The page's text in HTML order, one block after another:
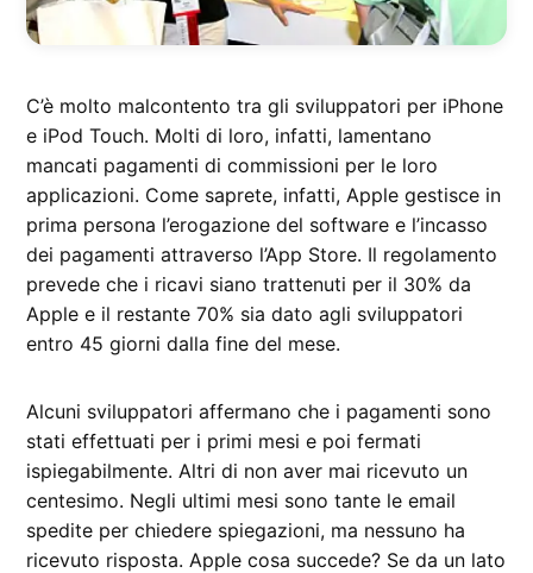
C’è molto malcontento tra gli sviluppatori per iPhone
e iPod Touch. Molti di loro, infatti, lamentano
mancati pagamenti di commissioni per le loro
applicazioni. Come saprete, infatti, Apple gestisce in
prima persona l’erogazione del software e l’incasso
dei pagamenti attraverso l’App Store. Il regolamento
prevede che i ricavi siano trattenuti per il 30% da
Apple e il restante 70% sia dato agli sviluppatori
entro 45 giorni dalla fine del mese.
Alcuni sviluppatori affermano che i pagamenti sono
stati effettuati per i primi mesi e poi fermati
ispiegabilmente. Altri di non aver mai ricevuto un
centesimo. Negli ultimi mesi sono tante le email
spedite per chiedere spiegazioni, ma nessuno ha
ricevuto risposta. Apple cosa succede? Se da un lato